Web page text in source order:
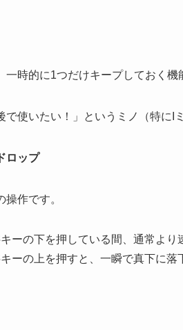
時的に1つだけキープしておく機
で使いたい！」というミノ（特にI
ロップ
作です。
ーの下を押している間、通常より
ーの上を押すと、一瞬で真下に落